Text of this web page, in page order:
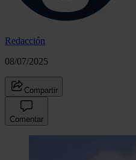
Redacción
08/07/2025
Compartir
Comentar